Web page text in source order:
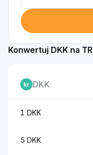
Konwertuj DKK na
DKK
1 DKK
5 DKK